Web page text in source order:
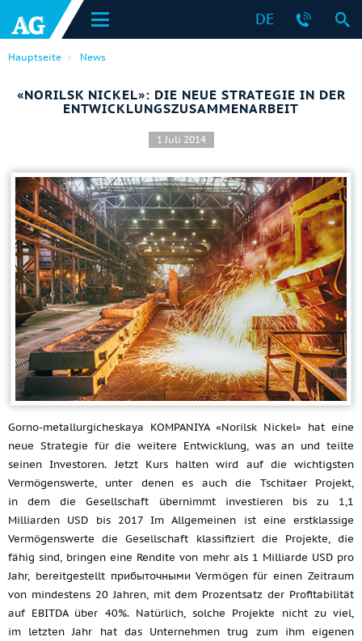
DE
Hauptseite News
«NORILSK NICKEL»: DIE NEUE STRATEGIE IN DER
ENTWICKLUNGSZUSAMMENARBEIT
1 Juli 2014
Gorno-metallurgicheskaya KOMPANIYA «Norilsk Nickel» hat eine
neue Strategie für die weitere Entwicklung, was an und teilte
seinen Investoren. Jetzt Kurs halten wird auf die wichtigsten
Vermögenswerte, unter denen es auch die Tschitaer Projekt,
in dem die Gesellschaft übernimmt investieren bis zu 1,1
Milliarden USD bis 2017 Im Allgemeinen ist eine erstklassige
Vermögenswerte die Gesellschaft klassifiziert die Projekte, die
fähig sind, bringen eine Rendite von mehr als 1 Milliarde USD pro
Jahr, bereitgestellt прибыточными Vermögen für einen Zeitraum
von mindestens 20 Jahren, mit dem Prozentsatz der Profitabilität
auf EBITDA über 40%. Natürlich, solche Projekte nicht zu viel,
im letzten Jahr hat das Unternehmen trug zum ihm eigenen